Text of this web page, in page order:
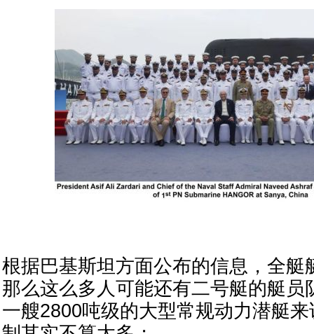
根据巴基斯坦方面公布的信息，全艇
那么这么多人可能还有二号艇的艇员
一艘2800吨级的大型常规动力潜艇